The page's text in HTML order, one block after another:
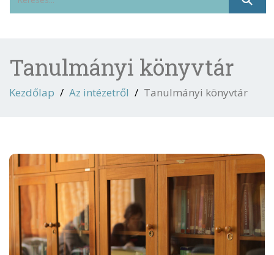
Tanulmányi könyvtár
Kezdőlap Az intézetről Tanulmányi könyvtár